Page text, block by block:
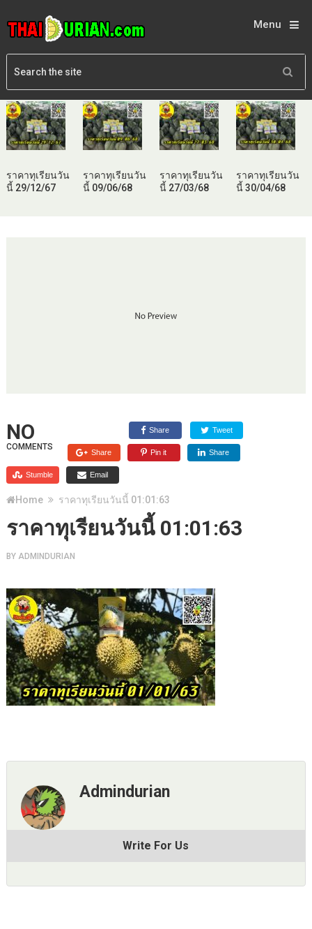
Menu
ราคาทุเรียนวัน
นี้ 29/12/67
ราคาทุเรียนวัน
นี้ 09/06/68
ราคาทุเรียนวัน
นี้ 27/03/68
ราคาทุเรียนวัน
นี้ 30/04/68
NO
COMMENTS
Share Tweet
Share Pin it Share
Stumble Email
Home ราคาทุเรียนวันนี้ 01:01:63
ราคาทุเรียนวันนี้ 01:01:63
BY ADMINDURIAN
Admindurian
Write For Us